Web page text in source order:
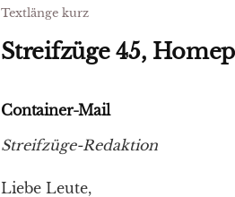
Textlänge kurz
Streifzüge 45,
Container-Mail
Streifzüge-Redaktion
Liebe Leute,